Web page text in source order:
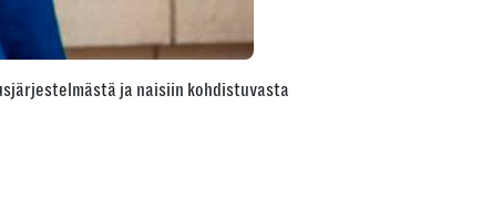
ja naisiin kohdistuvasta